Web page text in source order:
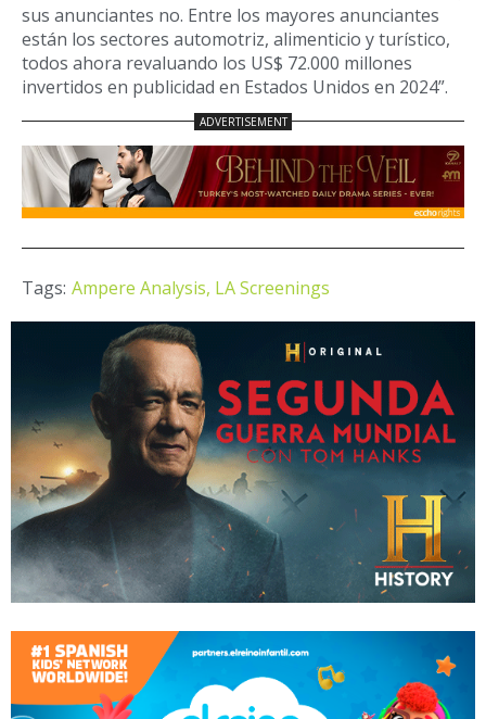
sus anunciantes no. Entre los mayores anunciantes
están los sectores automotriz, alimenticio y turístico,
todos ahora revaluando los US$ 72.000 millones
invertidos en publicidad en Estados Unidos en 2024”.
Tags: Ampere Analysis, LA Screenings